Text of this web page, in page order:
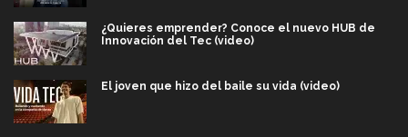
¿Quieres emprender? Conoce el nuevo HUB de
Innovación del Tec (video)
El joven que hizo del baile su vida (video)